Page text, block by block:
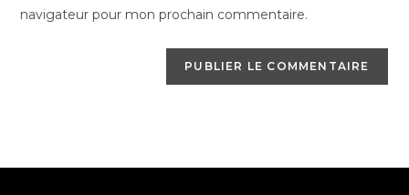
navigateur pour mon prochain commentaire.